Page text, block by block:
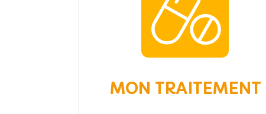
MON TRAITEMENT